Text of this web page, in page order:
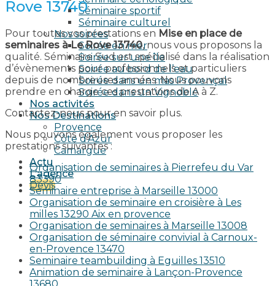
Séminaire sportif
Séminaire culturel
Nos soirées
Soirée en mer
Soirée sur une île
Soirée au bord de l’eau
Soirée dans un mas Provençal
Soirée dans un Vignoble
Nos activités
Nos Destinations
Provence
Côte d’Azur
Camargue
Actu
L’agence
Devis
Rove 13740
Pour toutes vos prestations en Mise en place de
seminaires à Le Rove 13740, nous vous proposons la
qualité. Séminaire Sud est spécialisé dans la réalisation
d’évènements pour professionnels et particuliers
depuis de nombreuses années. Nous pouvons
prendre en charge ces prestations de A à Z.
Contactez-nous pour en savoir plus.
Nous pouvons également vous proposer les
prestations suivantes :
Organisation de seminaires à Pierrefeu du Var
83390
Seminaire entreprise à Marseille 13000
Organisation de seminaire en croisière à Les
milles 13290 Aix en provence​
Organisation de seminaires à Marseille 13008
Organisation de séminaire convivial à Carnoux-
en-Provence 13470
Seminaire teambuilding à Eguilles 13510
Animation de seminaire à Lançon-Provence
13680